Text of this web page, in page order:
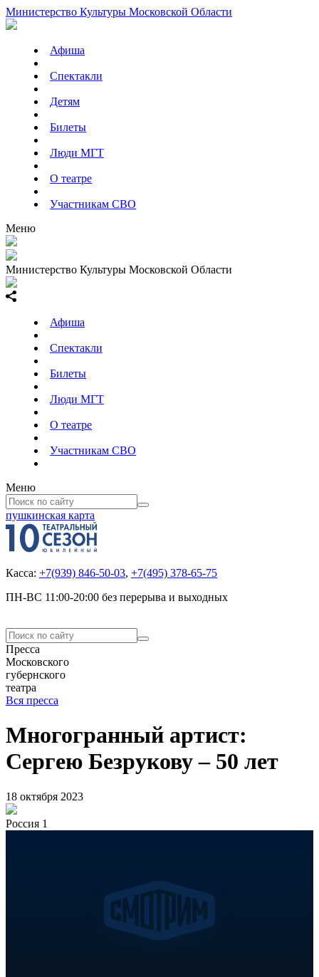
Министерство Культуры Московской Области
Афиша
Спектакли
Детям
Билеты
Люди МГТ
О театре
Участникам СВО
Меню
Министерство Культуры Московской Области
Афиша
Спектакли
Билеты
Люди МГТ
О театре
Участникам СВО
Меню
пушкинская карта
Касса: +7(939) 846-50-03, +7(495) 378-65-75
ПН-ВС 11:00-20:00 без перерыва и выходных
Пресса
Московского
губернского
театра
Вся пресса
Многогранный артист:
Сергею Безрукову – 50 лет
18 октября 2023
Россия 1